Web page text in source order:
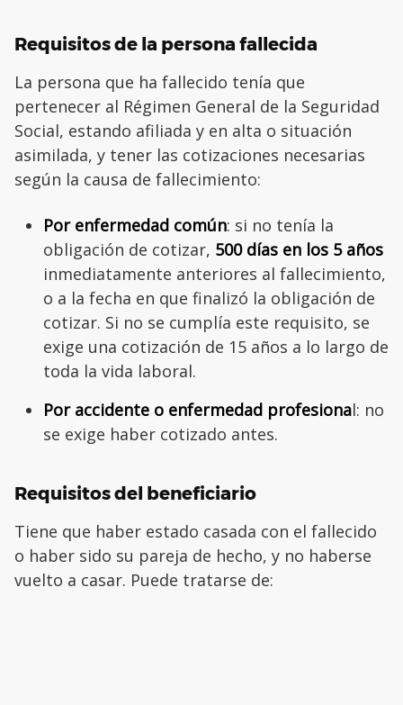
Requisitos de la persona fallecida
La persona que ha fallecido tenía que
pertenecer al Régimen General de la Seguridad
Social, estando afiliada y en alta o situación
asimilada, y tener las cotizaciones necesarias
según la causa de fallecimiento:
Por enfermedad común: si no tenía la
obligación de cotizar, 500 días en los 5 años
inmediatamente anteriores al fallecimiento,
o a la fecha en que finalizó la obligación de
cotizar. Si no se cumplía este requisito, se
exige una cotización de 15 años a lo largo de
toda la vida laboral.
Por accidente o enfermedad profesional: no
se exige haber cotizado antes.
Requisitos del beneficiario
Tiene que haber estado casada con el fallecido
o haber sido su pareja de hecho, y no haberse
vuelto a casar. Puede tratarse de: